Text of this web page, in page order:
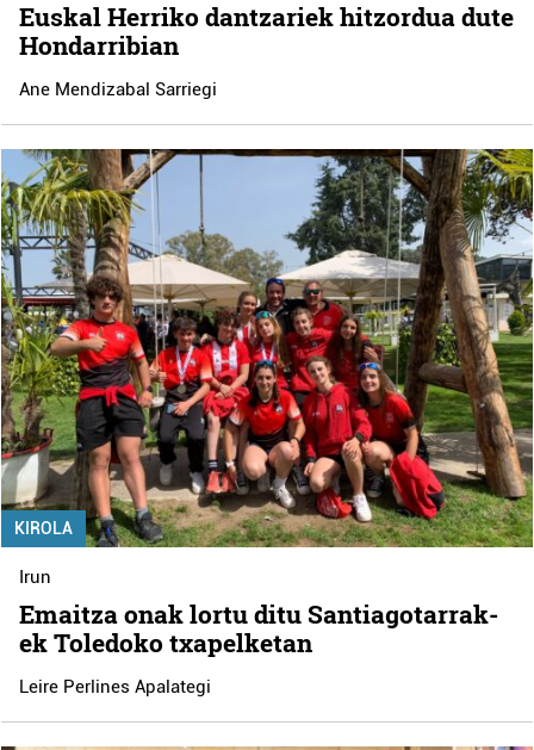
Euskal Herriko dantzariek hitzordua dute
Hondarribian
Ane Mendizabal Sarriegi
KIROLA
Irun
Emaitza onak lortu ditu Santiagotarrak-
ek Toledoko txapelketan
Leire Perlines Apalategi